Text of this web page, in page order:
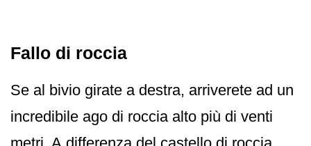
Fallo di roccia
Se al bivio girate a destra, arriverete ad un
incredibile ago di roccia alto più di venti